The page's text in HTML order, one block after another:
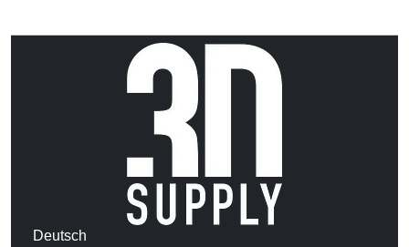
Deutsch